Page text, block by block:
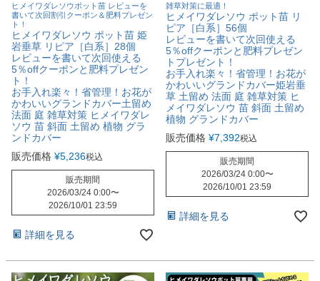
ヒメイワダレソウポット苗 レビューを
書いて次回割引クーポン＆肥料プレゼン
ト！
ヒメイワダレソウ ポット苗 姫
岩垂草 リピア［白系］28個
レビューを書いて次回使える
5％offクーポンと肥料プレゼン
ト！
お手入れ楽々！省管理！お花が
かわいいグランドカバー土留め
法面 庭 雑草対策 ヒメイワダレ
ソウ 苗 斜面 土留め 植物 グラ
ンドカバー
販売価格 ¥5,236税込
販売期間
2026/03/24 0:00〜
2026/10/01 23:59
詳細を見る
雑草対策に最適！
ヒメイワダレソウ ポット苗 リ
ピア［白系］56個
レビューを書いて次回使える
5％offクーポンと肥料プレゼン
トプレゼント！
お手入れ楽々！省管理！お花が
かわいいグランドカバー姫岩垂
草 土留め 法面 庭 雑草対策 ヒ
メイワダレソウ 苗 斜面 土留め
植物 グランドカバー
販売価格 ¥7,392税込
販売期間
2026/03/24 0:00〜
2026/10/01 23:59
詳細を見る